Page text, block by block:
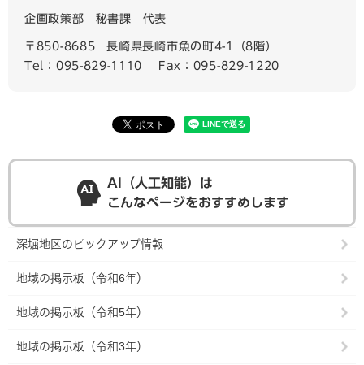
企画政策部 秘書課 代表
〒850-8685
長崎県長崎市魚の町4-1（8階）
Tel：095-829-1110
Fax：095-829-1220
AI（人工知能）は
こんなページをおすすめします
深堀地区のピックアップ情報
地域の掲示板（令和6年）
地域の掲示板（令和5年）
地域の掲示板（令和3年）